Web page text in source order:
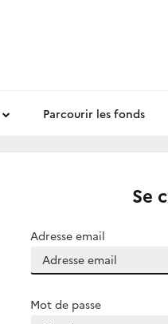
Parcourir les fonds
Se
Adresse email
Mot de passe